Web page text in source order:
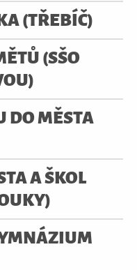
(TŘEBÍČ)
(SŠO
DO MĚSTA
A ŠKOL